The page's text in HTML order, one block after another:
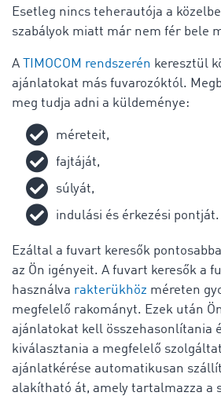
Esetleg nincs teherautója a
szabályok miatt már nem fér bele
A TIMOCOM rendszerén keresztül
ajánlatokat más fuvarozóktól.
meg tudja adni a küldeménye:
méreteit,
fajtáját,
súlyát,
indulási és érkezési pontját.
Ezáltal a fuvart keresők
az Ön igényeit. A fuvart keresők a
használva rakterükhöz méreten
megfelelő rakományt. Ezek után
ajánlatokat kell összehasonlítania
kiválasztania a megfelelő
ajánlatkérése automatikusan
alakítható át, amely tartalmazza a